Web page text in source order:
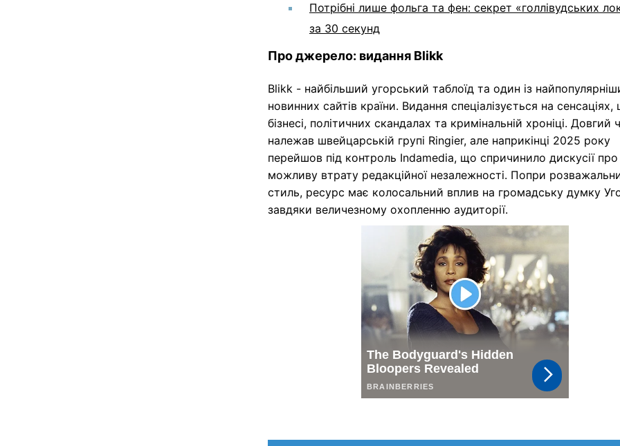
Потрібні лише фольга та фен: секрет «голлівудських
за 30 секунд
Про джерело: видання Blikk
Blikk - найбільший угорський таблоїд та один із
новинних сайтів країни. Видання спеціалізується на
бізнесі, політичних скандалах та кримінальній хроніці. Довгий
належав швейцарській групі Ringier, але наприкінці 2025 року
перейшов під контроль Indamedia, що спричинило дискусії про
можливу втрату редакційної незалежності. Попри
стиль, ресурс має колосальний вплив на громадську думку
завдяки величезному охопленню аудиторії.